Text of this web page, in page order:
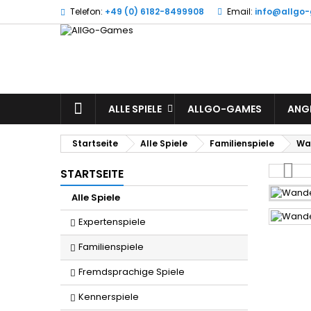
Telefon: +49 (0) 6182-8499908 Email:
STARTSEITE
ALLE SPIELE ALLGO-GAMES
Startseite Alle Spiele Familienspiele
STARTSEITE
Alle Spiele
Expertenspiele
Familienspiele
Fremdsprachige Spiele
Kennerspiele